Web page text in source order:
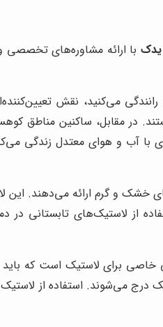
با ارائه مشاوره‌های تخصصی
می‌کنید، نقش
در مقابل، ساکنین مناطق
آب و هوای معتدل زندگی
و گرم ارائه می‌دهند. این
از لاستیک‌های
خاصی برای لاستیک است که
درج می‌شوند. استفاده از